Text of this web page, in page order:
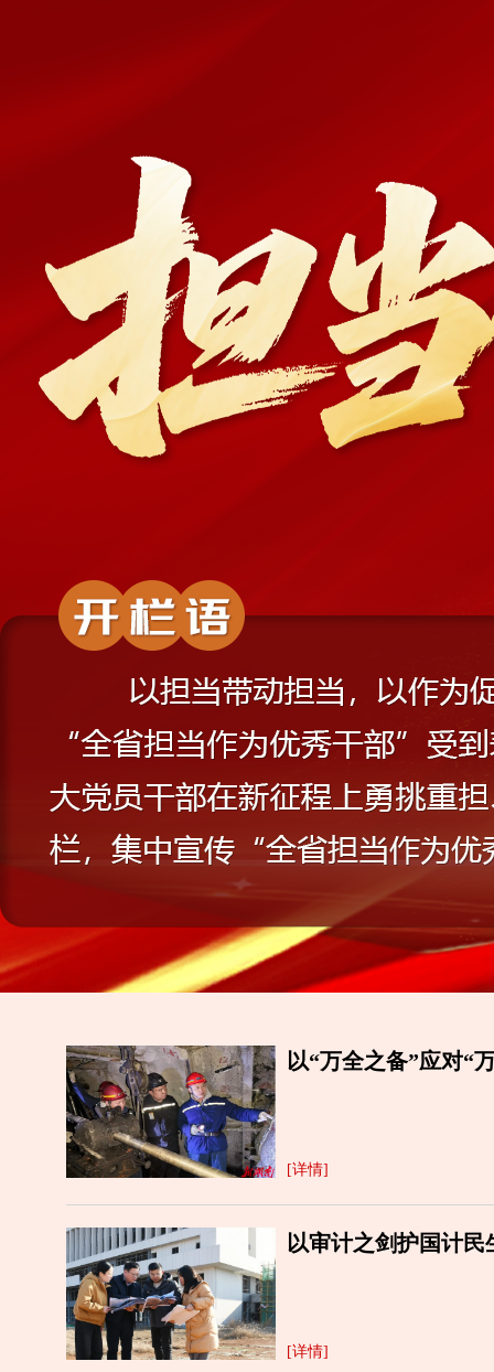
以“万全之备”应对“
[详情]
以审计之剑护国计民
[详情]